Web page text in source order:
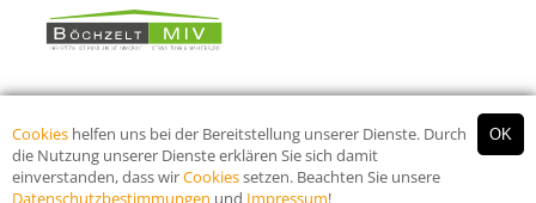
Cookies helfen uns bei der Bereitstellung unserer Dienste. Durch
die Nutzung unserer Dienste erklären Sie sich damit
einverstanden, dass wirCookiessetzen. Beachten Sie unsere
Datenschutzbestimmungen und Impressum!
© 2026 Murtal Immobilien Group